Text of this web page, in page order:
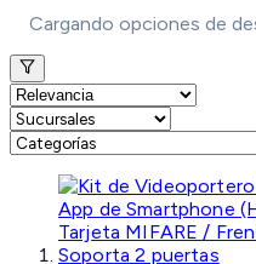
Cargando opciones de